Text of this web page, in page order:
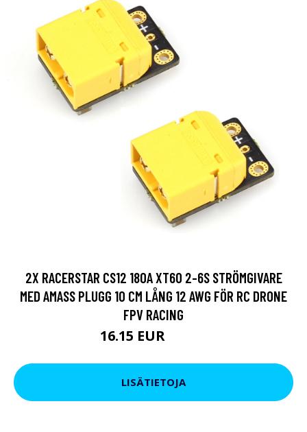
2X RACERSTAR CS12 180A XT60 2-6S STRÖMGIVARE
MED AMASS PLUGG 10 CM LÅNG 12 AWG FÖR RC DRONE
FPV RACING
16.15 EUR
LISÄTIETOJA